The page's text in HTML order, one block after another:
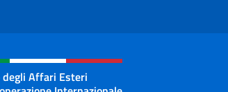
social e menù
Affari Esteri